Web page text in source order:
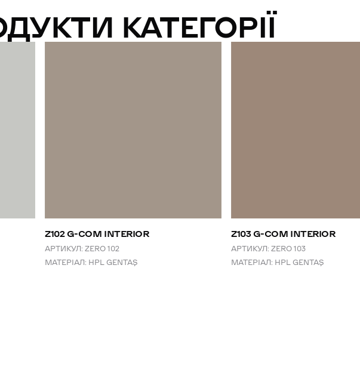
КАТЕГОРІЇ
Z102 G-COM INTERIOR
АРТИКУЛ: ZERO 102
МАТЕРІАЛ: HPL GENTAŞ
Z103 G-COM INTERIOR
АРТИКУЛ: ZERO 103
МАТЕРІАЛ: HPL GENTAŞ